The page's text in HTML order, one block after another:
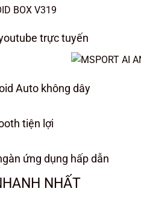
trực tuyến
Auto không dây
tiện lợi
ứng dụng hấp dẫn
NHẤT